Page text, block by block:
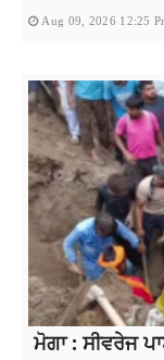
Aug 09, 2026 12:25
ਮੋਗਾ : ਸੀਵਰੇਜ